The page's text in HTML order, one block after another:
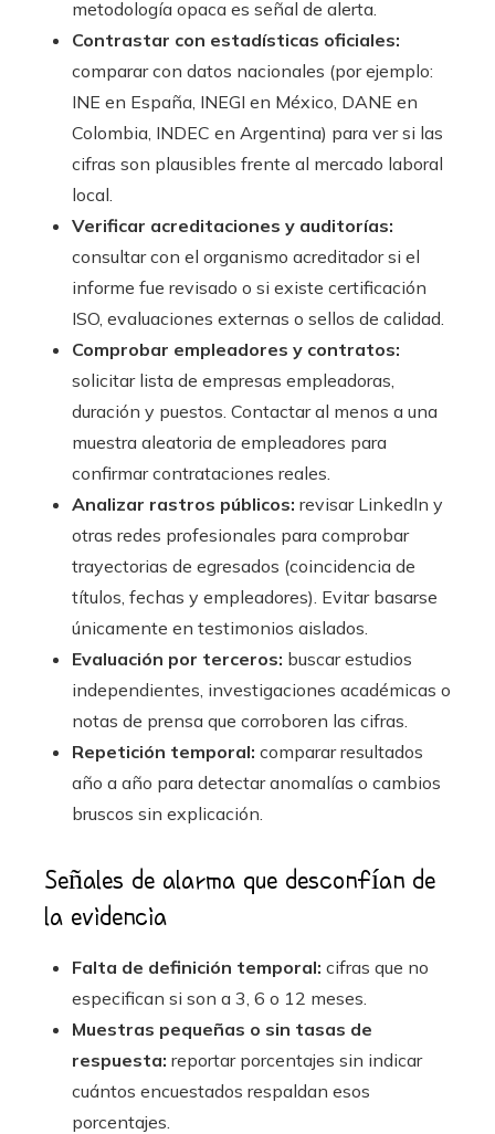
metodología opaca es señal de alerta.
Contrastar con estadísticas oficiales:
comparar con datos nacionales (por ejemplo:
INE en España, INEGI en México, DANE en
Colombia, INDEC en Argentina) para ver si las
cifras son plausibles frente al mercado laboral
local.
Verificar acreditaciones y auditorías:
consultar con el organismo acreditador si el
informe fue revisado o si existe certificación
ISO, evaluaciones externas o sellos de calidad.
Comprobar empleadores y contratos:
solicitar lista de empresas empleadoras,
duración y puestos. Contactar al menos a una
muestra aleatoria de empleadores para
confirmar contrataciones reales.
Analizar rastros públicos: revisar LinkedIn y
otras redes profesionales para comprobar
trayectorias de egresados (coincidencia de
títulos, fechas y empleadores). Evitar basarse
únicamente en testimonios aislados.
Evaluación por terceros: buscar estudios
independientes, investigaciones académicas o
notas de prensa que corroboren las cifras.
Repetición temporal: comparar resultados
año a año para detectar anomalías o cambios
bruscos sin explicación.
Señales de alarma que desconfían de
la evidencia
Falta de definición temporal: cifras que no
especifican si son a 3, 6 o 12 meses.
Muestras pequeñas o sin tasas de
respuesta: reportar porcentajes sin indicar
cuántos encuestados respaldan esos
porcentajes.